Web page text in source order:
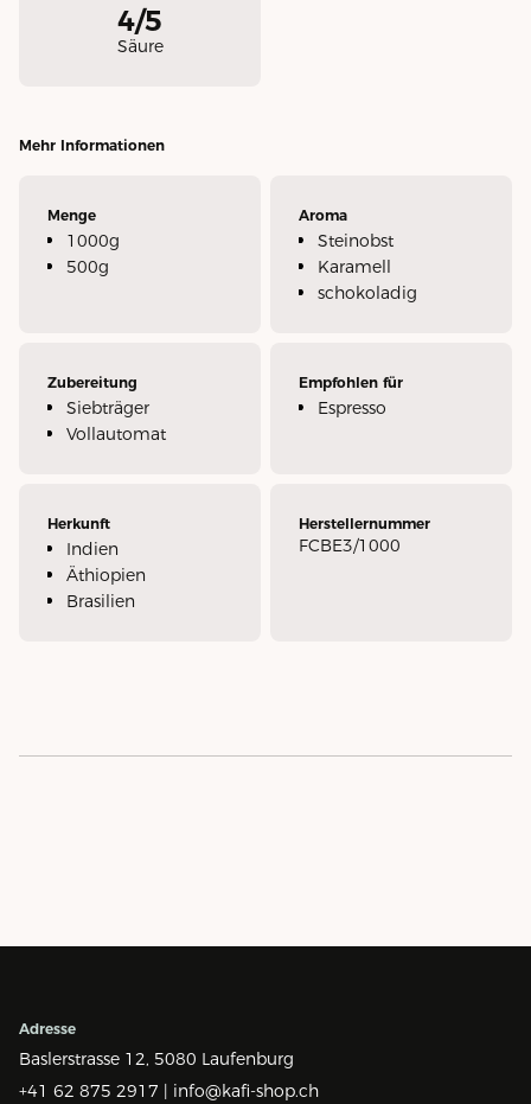
4/5
Säure
Mehr Informationen
Menge
1000g
500g
Aroma
Steinobst
Karamell
schokoladig
Zubereitung
Siebträger
Vollautomat
Empfohlen für
Espresso
Herkunft
Indien
Äthiopien
Brasilien
Herstellernummer
FCBE3/1000
Adresse
Baslerstrasse 12, 5080 Laufenburg
+41 62 875 2917 |
info@kafi-shop.ch